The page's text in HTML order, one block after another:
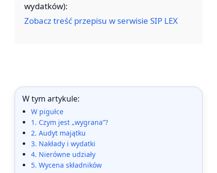
wydatków):
Zobacz treść przepisu w serwisie SIP LEX
W tym artykule:
W pigułce
1. Czym jest „wygrana”?
2. Audyt majątku
3. Nakłady i wydatki
4. Nierówne udziały
5. Wycena składników